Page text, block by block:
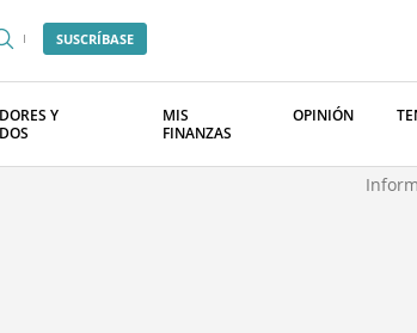
SUSCRÍBASE
Y
MIS
FINANZAS
OPINIÓN